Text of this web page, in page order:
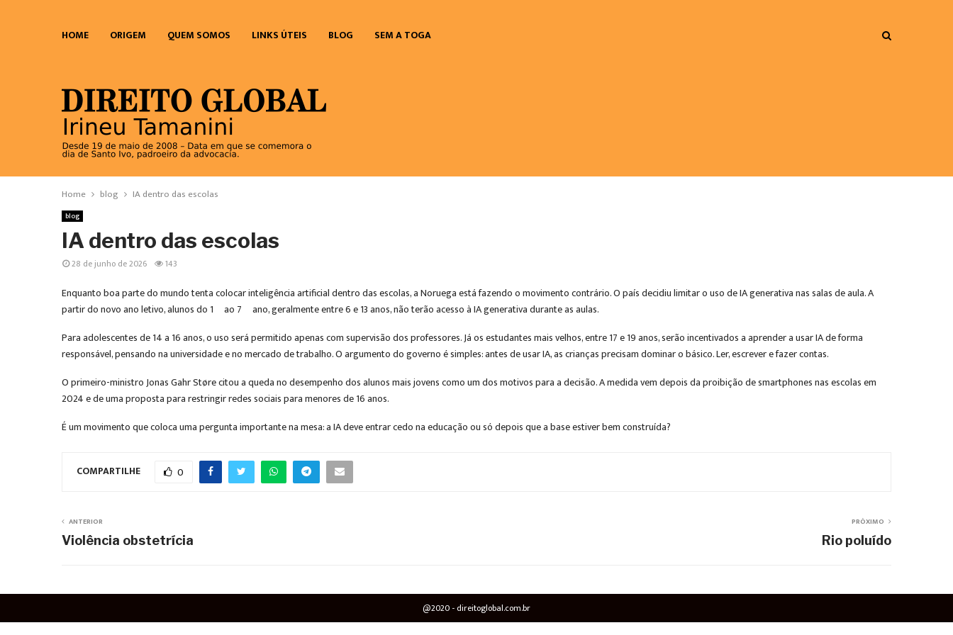
HOME ORIGEM QUEM SOMOS LINKS ÚTEIS BLOG SEM A TOGA
Home blog IA dentro das escolas
blog
IA dentro das escolas
28 de junho de 2026 143
Enquanto boa parte do mundo tenta colocar inteligência artificial dentro das escolas, a Noruega está fazendo o movimento contrário. O país decidiu limitar o uso de IA generativa nas salas de aula. A
partir do novo ano letivo, alunos do 1º ao 7º ano, geralmente entre 6 e 13 anos, não terão acesso à IA generativa durante as aulas.
Para adolescentes de 14 a 16 anos, o uso será permitido apenas com supervisão dos professores. Já os estudantes mais velhos, entre 17 e 19 anos, serão incentivados a aprender a usar IA de forma
responsável, pensando na universidade e no mercado de trabalho. O argumento do governo é simples: antes de usar IA, as crianças precisam dominar o básico. Ler, escrever e fazer contas.
O primeiro-ministro Jonas Gahr Støre citou a queda no desempenho dos alunos mais jovens como um dos motivos para a decisão. A medida vem depois da proibição de smartphones nas escolas em
2024 e de uma proposta para restringir redes sociais para menores de 16 anos.
É um movimento que coloca uma pergunta importante na mesa: a IA deve entrar cedo na educação ou só depois que a base estiver bem construída?
COMPARTILHE 0
ANTERIOR
Violência obstetrícia
PRÓXIMO
Rio poluído
@2020 - direitoglobal.com.br